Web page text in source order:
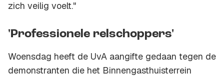
zich veilig voelt."
'Professionele relschoppers'
Woensdag heeft de UvA aangifte gedaan tegen de
demonstranten die het Binnengasthuisterrein